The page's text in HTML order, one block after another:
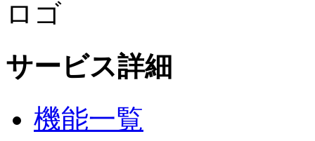
サービス詳細
機能一覧